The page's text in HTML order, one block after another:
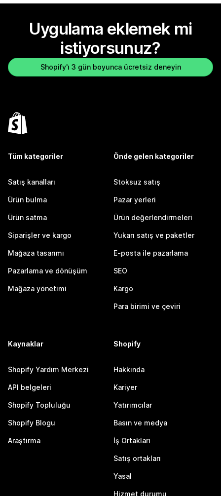
Uygulama eklemek mi
istiyorsunuz?
Shopify'ı 3 gün boyunca ücretsiz deneyin
Tüm kategoriler
Satış kanalları
Ürün bulma
Ürün satma
Siparişler ve kargo
Mağaza tasarımı
Pazarlama ve dönüşüm
Mağaza yönetimi
Önde gelen kategoriler
Stoksuz satış
Pazar yerleri
Ürün değerlendirmeleri
Yukarı satış ve paketler
E-posta ile pazarlama
SEO
Kargo
Para birimi ve çeviri
Kaynaklar
Shopify Yardım Merkezi
API belgeleri
Shopify Topluluğu
Shopify Blogu
Araştırma
Shopify
Hakkında
Kariyer
Yatırımcılar
Basın ve medya
İş Ortakları
Satış ortakları
Yasal
Hizmet durumu